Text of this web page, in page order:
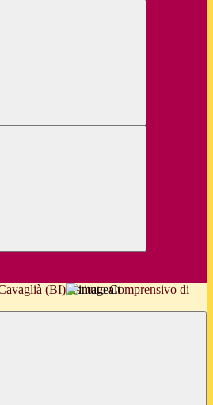
Istituto Comprensivo di